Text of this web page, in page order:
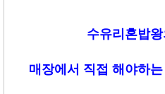
수유리혼밥
매장에서 직접 해야하